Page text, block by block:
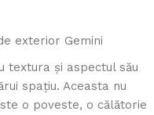
textura și aspectul său
spațiu. Aceasta nu
o poveste, o călătorie